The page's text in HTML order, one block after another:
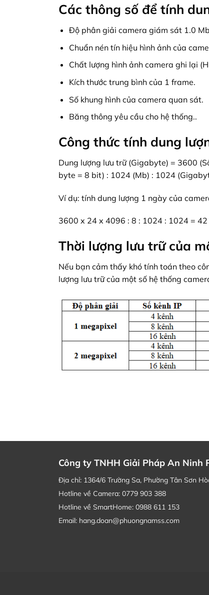
Các thông số để tính
Độ phân giải camera giám sát 1.0
Chuẩn nén tín hiệu hình ảnh của
Chất lượng hình ảnh camera ghi lại
Kích thước trung bình của 1 frame.
Số khung hình của camera quan sát.
Băng thông yêu cầu cho hệ thống..
Công thức tính dung
Dung lượng lưu trữ (Gigabyte) = 3600
byte = 8 bit) : 1024 (Mb) : 1024
Ví dụ: tính dung lượng 1 ngày của
3600 x 24 x 4096 : 8 : 1024 : 1024 = 42
Thời lượng lưu trữ của
Nếu bạn cảm thấy khó tính toán theo
lượng lưu trữ của một số hệ thống
Công ty TNHH Giải Pháp An Ninh
Địa chỉ: 1364/6 Trường Sa, Phường Tân Sơn
Hotline về Camera: 0779 903 388
Hotline về SmartHome: 0988 611 153
Email: hang.doan@phuongnamss.com